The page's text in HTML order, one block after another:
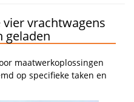
vrachtwagens
geladen
maatwerkoplossingen
op specifieke taken en